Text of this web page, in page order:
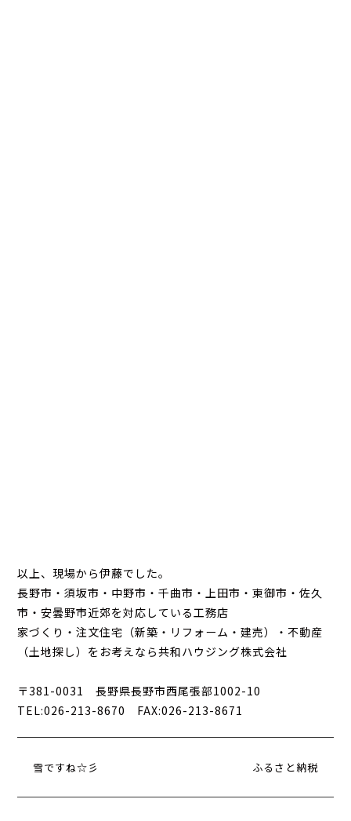
以上、現場から伊藤でした。
長野市・須坂市・中野市・千曲市・上田市・東御市・佐久
市・安曇野市近郊を対応している工務店
家づくり・注文住宅（新築・リフォーム・建売）・不動産
（土地探し）をお考えなら共和ハウジング株式会社
〒381-0031 長野県長野市西尾張部1002-10
TEL:026-213-8670 FAX:026-213-8671
雪ですね☆彡 ふるさと納税